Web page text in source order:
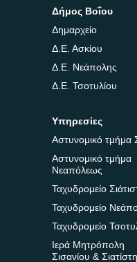
Δήμος Βοΐου
Δημαρχείο
Δ.Ε. Ασκίου
Δ.Ε. Νεάπολης
Δ.Ε. Τσοτυλίου
Υπηρεσίες
Αστυνομικό τμήμα
Αστυνομικό τμήμα
Νεαπόλεως
Ταχυδρομείο
Ταχυδρομείο
Ταχυδρομείο
Ιερά Μητρόπολη
Σισανίου &